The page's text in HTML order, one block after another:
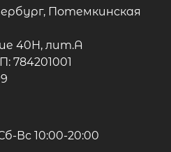
Потемкинская
40Н, лит.А
784201001
Вс 10:00-20:00